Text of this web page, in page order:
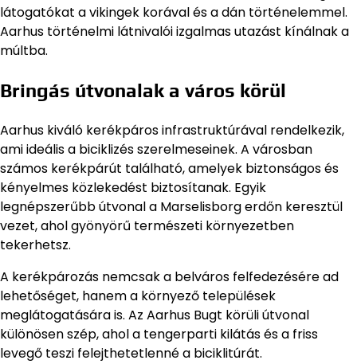
látogatókat a vikingek korával és a dán történelemmel.
Aarhus történelmi látnivalói izgalmas utazást kínálnak a
múltba.
Bringás útvonalak a város körül
Aarhus kiváló kerékpáros infrastruktúrával rendelkezik,
ami ideális a biciklizés szerelmeseinek. A városban
számos kerékpárút található, amelyek biztonságos és
kényelmes közlekedést biztosítanak. Egyik
legnépszerűbb útvonal a Marselisborg erdőn keresztül
vezet, ahol gyönyörű természeti környezetben
tekerhetsz.
A kerékpározás nemcsak a belváros felfedezésére ad
lehetőséget, hanem a környező települések
meglátogatására is. Az Aarhus Bugt körüli útvonal
különösen szép, ahol a tengerparti kilátás és a friss
levegő teszi felejthetetlenné a biciklitúrát.